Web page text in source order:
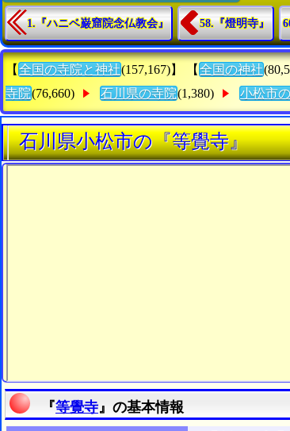
1.『ハニベ巌窟院念仏教会』 58.『燈明寺』
【 全国の寺院と神社(157,167)】 【 全国の神社
寺院(76,660) 石川県の寺院(1,380) 小松市
石川県小松市の『等覺寺』
『等覺寺』の基本情報